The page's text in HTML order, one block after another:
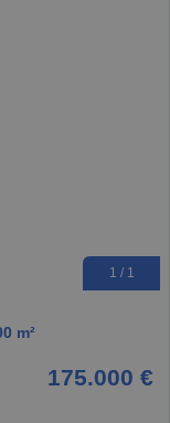
1 / 1
m²
175.000 €